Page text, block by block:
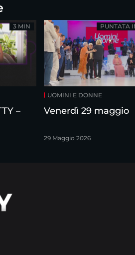
–
3 MIN
UOMINI E DONNE
Venerdì 29 maggio
29 Maggio 2026
PUNTATA